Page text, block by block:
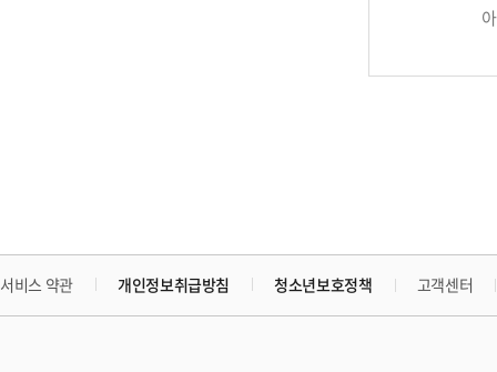
서비스 약관 개인정보취급방침 청소년보호정책 고객센터